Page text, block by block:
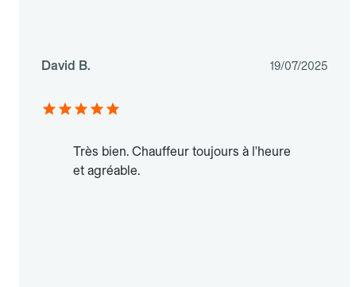
David B. 19/07/2025
Très bien. Chauffeur toujours à l'heure
et agréable.